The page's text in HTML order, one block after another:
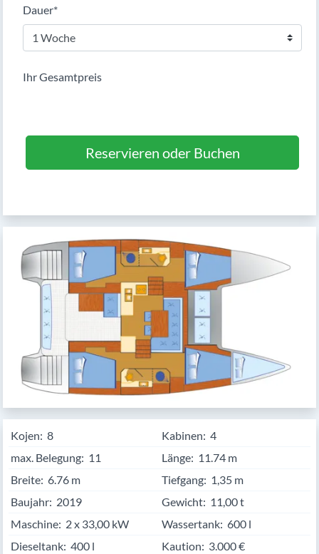
Pflichtfeld
Dauer*
Ihr Gesamtpreis
Reservieren oder Buchen
Kojen: 8 Kabinen: 4
max. Belegung: 11 Länge: 11.74
Breite: 6.76 Tiefgang: 1,35 m
Baujahr: 2019 Gewicht: 11,00 t
Maschine: 2 x 33,00 kW Wassertank: 600 l
Dieseltank: 400 l Kaution: 3.000 €